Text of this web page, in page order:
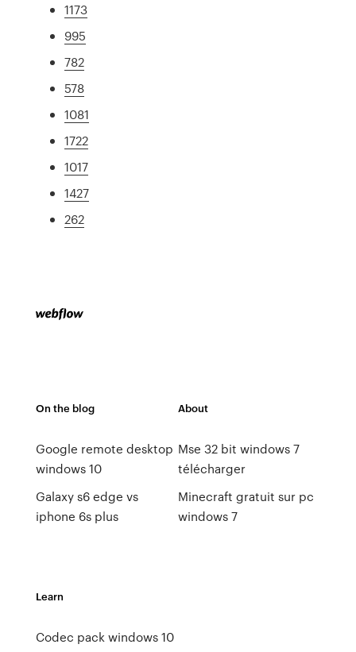
1173
995
782
578
1081
1722
1017
1427
262
On the blog
Google remote desktop
windows 10
Galaxy s6 edge vs
iphone 6s plus
About
Mse 32 bit windows 7
télécharger
Minecraft gratuit sur pc
windows 7
Learn
Codec pack windows 10